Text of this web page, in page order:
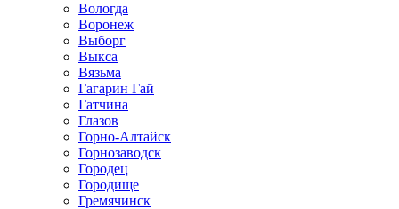
Вологда
Воронеж
Выборг
Выкса
Вязьма
Гагарин Гай
Гатчина
Глазов
Горно-Алтайск
Горнозаводск
Городец
Городище
Гремячинск